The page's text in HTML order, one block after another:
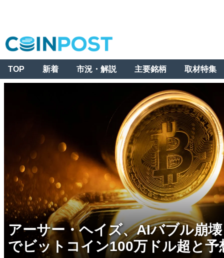
TOP 新着 市況・解説 主要銘柄 取材特集
アーサー・ヘイズ、AIバブル崩
でビットコイン100万ドル超と予